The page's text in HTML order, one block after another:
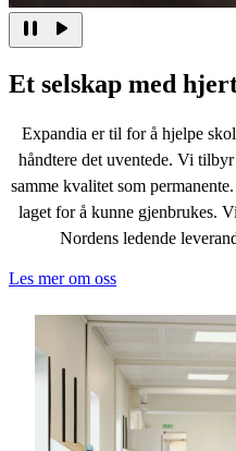
Et selskap med
Expandia er til for å hjelpe
håndtere det uventede. Vi
samme kvalitet som
laget for å kunne gjenbrukes.
Nordens ledende
Les mer om oss